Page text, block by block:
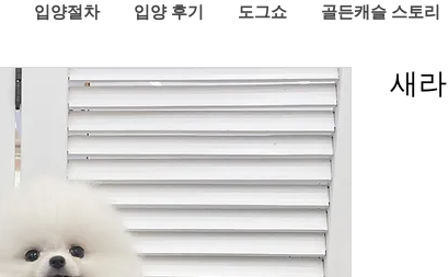
입양절차 입양 후기 도그쇼 골든캐슬 스토리
새라